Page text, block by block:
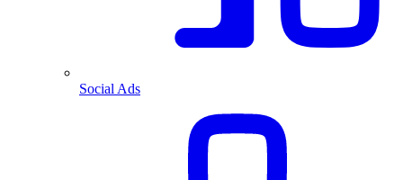
Social Ads